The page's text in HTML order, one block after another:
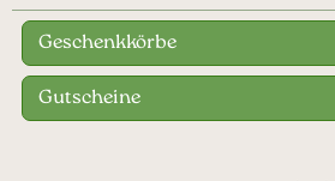
Geschenkkörbe
Gutscheine